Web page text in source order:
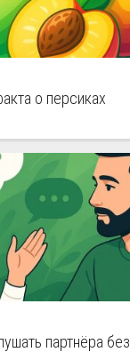
о персиках
партнёра без